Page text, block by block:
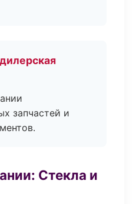
запчастей и
Стекла и